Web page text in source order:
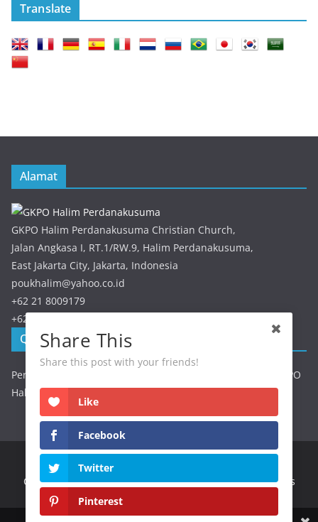
Translate
Alamat
GKPO Halim Perdanakusuma Christian Church,
Jalan Angkasa I, RT.1/RW.9, Halim Perdanakusuma,
East Jakarta City, Jakarta, Indonesia
poukhalim@yahoo.co.id
+62 21 8009179
+62 21 8009179
QRIS GKPO Halim
Persembahan / Perpuluhan dapat discan melalui QRIS GKPO
Halim
Copyright © 2026GKPO Halim Perdanakusuma. All rights
Share This
Share this post with your friends!
Like
Facebook
Twitter
Pinterest